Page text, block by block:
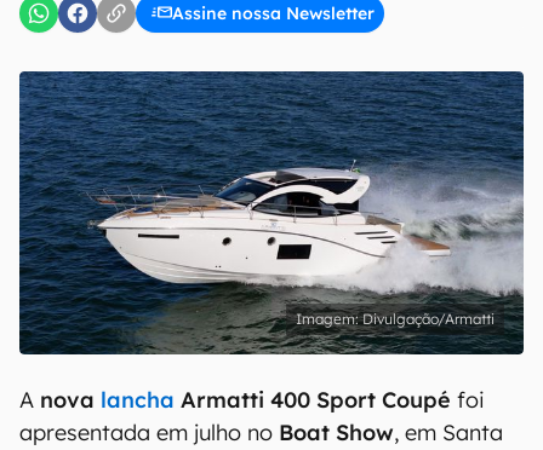
Assine nossa Newsletter
Uso e Política de Privacidade do Canaltech.
Divulgação/Armatti
A nova lancha Armatti 400 Sport Coupé foi
apresentada em julho no Boat Show, em Santa